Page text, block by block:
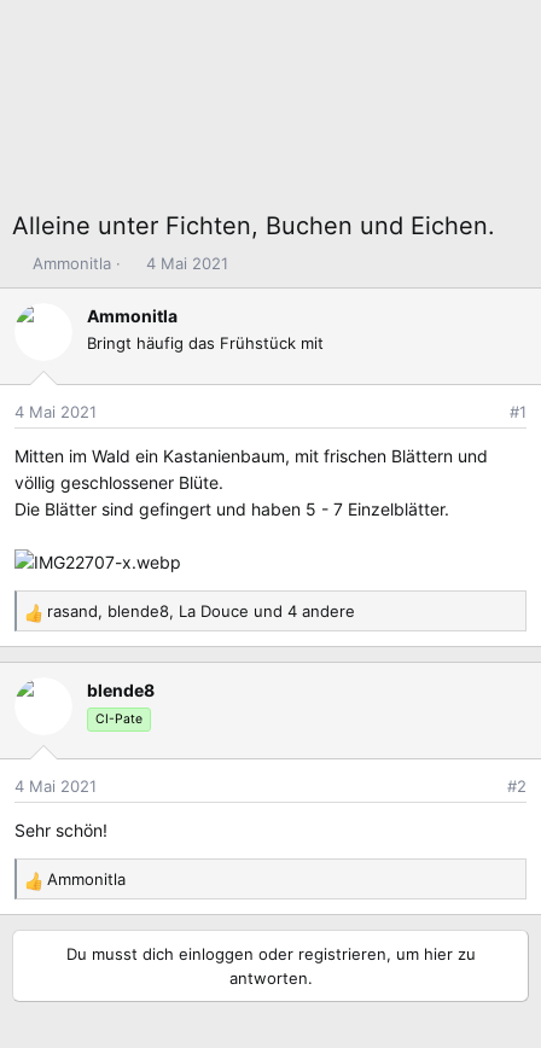
Alleine unter Fichten, Buchen und Eichen.
E
r
s
l
l
e
r
Ammonitla
E
r
s
t
l
t
a
m
4 Mai 2021
Ammonitla
Bringt häufig das Frühstück mit
4 Mai 2021 #1
Mitten im Wald ein Kastanienbaum, mit frischen Blättern und
völlig geschlossener Blüte.
Die Blätter sind gefingert und haben 5 - 7 Einzelblätter.
R
e
a
k
o
n
n
:
rasand, blende8, La Douce und 4 andere
blende8
CI-Pate
4 Mai 2021 #2
Sehr schön!
R
e
a
Ammonitla
Du musst dich einloggen oder registrieren, um hier zu
antworten.